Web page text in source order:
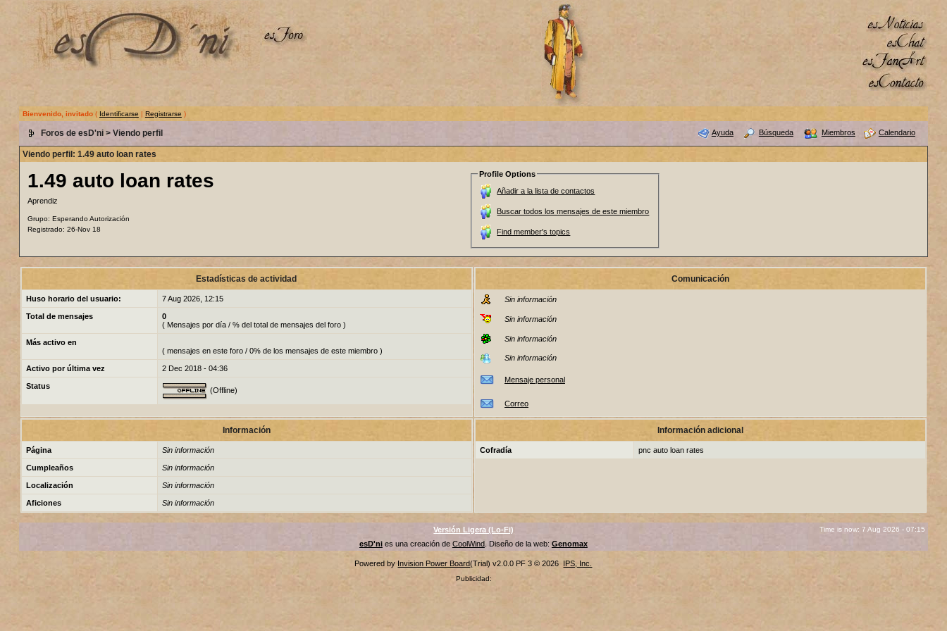
Bienvenido, invitado( Identificarse | Registrarse )
Foros de esD'ni> Viendo perfil Ayuda Búsqueda Miembros Calendario
Viendo perfil: 1.49 auto loan rates
1.49 auto loan rates
Aprendiz
Grupo: Esperando Autorización
Registrado: 26-Nov 18
Profile Options
Añadir a la lista de contactos
Buscar todos los mensajes de este miembro
Find member's topics
Estadísticas de actividad
Huso horario del usuario: 7 Aug 2026, 12:15
Total de mensajes
0
( Mensajes por día / % del total de mensajes del foro )
Más activo en
( mensajes en este foro / 0% de los mensajes de este miembro )
Activo por última vez 2 Dec 2018 - 04:36
Status (Offline)
Comunicación
Sin información
Sin información
Sin información
Sin información
Mensaje personal
Correo
Información
Página Sin información
Cumpleaños Sin información
Localización Sin información
Aficiones Sin información
Información adicional
Cofradía pnc auto loan rates
Versión Ligera (Lo-Fi) Time is now: 7 Aug 2026 - 07:15
esD'nies una creación de CoolWind. Diseño de la web: Genomax
Powered by Invision Power Board(Trial) v2.0.0 PF 3 © 2026 IPS, Inc.
Publicidad: